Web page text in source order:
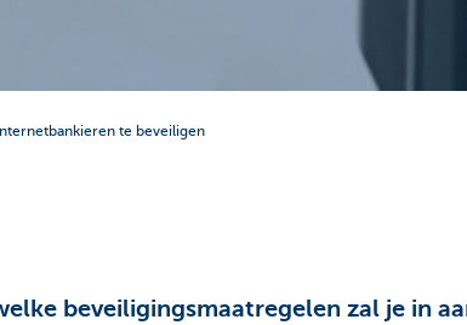
te beveiligen
beveiligingsmaatregelen zal je in